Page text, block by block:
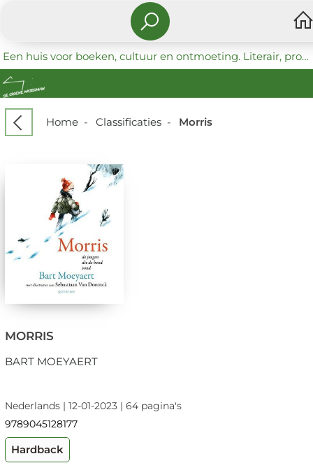
Een huis voor boeken, cultuur en ontmoeting. Literair, progressief en coöperatief.
Home- Classificaties- Morris
MORRIS
BART MOEYAERT
Nederlands | 12-01-2023 | 64 pagina's
9789045128177
Hardback